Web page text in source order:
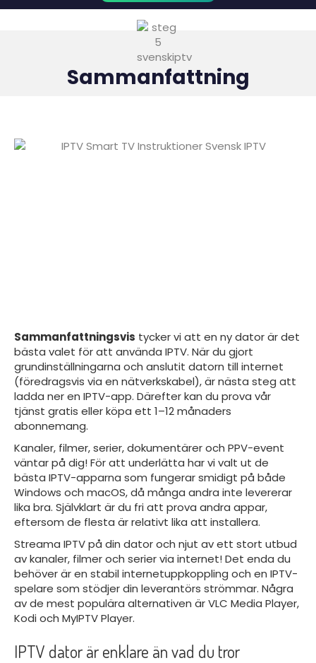
Sammanfattning
Sammanfattningsvis tycker vi att en ny dator är det
bästa valet för att använda IPTV. När du gjort
grundinställningarna och anslutit datorn till internet
(föredragsvis via en nätverkskabel), är nästa steg att
ladda ner en IPTV-app. Därefter kan du prova vår
tjänst gratis eller köpa ett 1–12 månaders
abonnemang.
Kanaler, filmer, serier, dokumentärer och PPV-event
väntar på dig! För att underlätta har vi valt ut de
bästa IPTV-apparna som fungerar smidigt på både
Windows och macOS, då många andra inte levererar
lika bra. Självklart är du fri att prova andra appar,
eftersom de flesta är relativt lika att installera.
Streama IPTV på din dator och njut av ett stort utbud
av kanaler, filmer och serier via internet! Det enda du
behöver är en stabil internetuppkoppling och en IPTV-
spelare som stödjer din leverantörs strömmar. Några
av de mest populära alternativen är VLC Media Player,
Kodi och MyIPTV Player.
IPTV dator är enklare än vad du tror